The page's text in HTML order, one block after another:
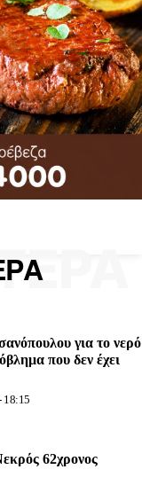
για το νερό
που δεν έχει
18:15
62χρονος